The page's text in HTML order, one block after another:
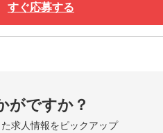
すぐ応募する
がですか？
求人情報をピックアップ